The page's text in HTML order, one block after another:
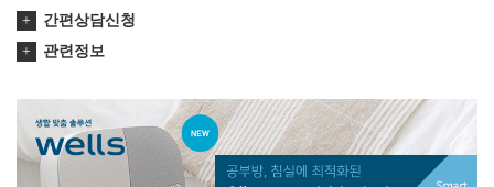
간편상담신청
관련정보